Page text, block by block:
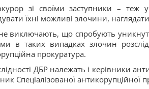
зі своїми заступники –
їхні можливі злочини,
виключають, що спробують
в таких випадках злочин
прокуратура.
ДБР належать і керівники
Спеціалізованої